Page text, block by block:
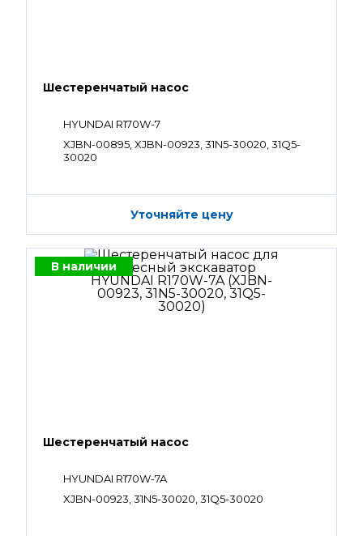
Шестеренчатый насос
HYUNDAI R170W-7
XJBN-00895, XJBN-00923, 31N5-30020, 31Q5-
30020
Уточняйте цену
В наличии
Шестеренчатый насос
HYUNDAI R170W-7A
XJBN-00923, 31N5-30020, 31Q5-30020